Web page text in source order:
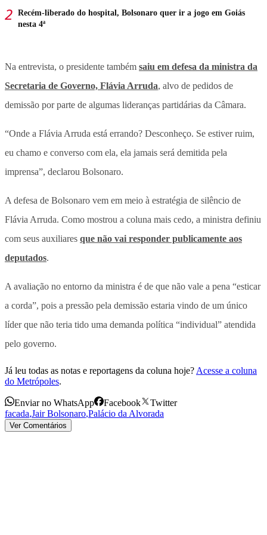
Recém-liberado do hospital, Bolsonaro quer ir a jogo em Goiás
nesta 4ª
Na entrevista, o presidente também saiu em defesa da ministra da
Secretaria de Governo, Flávia Arruda, alvo de pedidos de
demissão por parte de algumas lideranças partidárias da Câmara.
“Onde a Flávia Arruda está errando? Desconheço. Se estiver ruim,
eu chamo e converso com ela, ela jamais será demitida pela
imprensa”, declarou Bolsonaro.
A defesa de Bolsonaro vem em meio à estratégia de silêncio de
Flávia Arruda. Como mostrou a coluna mais cedo, a ministra definiu
com seus auxiliares que não vai responder publicamente aos
deputados.
A avaliação no entorno da ministra é de que não vale a pena “esticar
a corda”, pois a pressão pela demissão estaria vindo de um único
líder que não teria tido uma demanda política “individual” atendida
pelo governo.
Já leu todas as notas e reportagens da coluna hoje? Acesse a coluna
do Metrópoles.
Enviar no WhatsApp Facebook
Twitter
facada,Jair Bolsonaro,Palácio da Alvorada
Ver Comentários